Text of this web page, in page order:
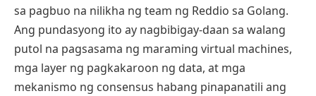
sa pagbuo na nilikha ng team ng Reddio sa Golang.
Ang pundasyong ito ay nagbibigay-daan sa walang
putol na pagsasama ng maraming virtual machines,
mga layer ng pagkakaroon ng data, at mga
mekanismo ng consensus habang pinapanatili ang